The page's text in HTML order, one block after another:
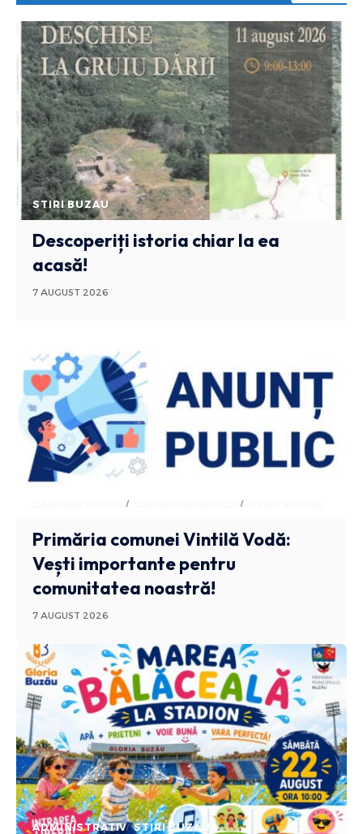
STIRI BUZAU
Descoperiți istoria chiar la ea
acasă!
7 AUGUST 2026
ADMINISTRATIV ANUNTURI BUZAU
Primăria comunei Vintilă Vodă:
Vești importante pentru
comunitatea noastră!
7 AUGUST 2026
ADMINISTRATIV STIRI BUZAU